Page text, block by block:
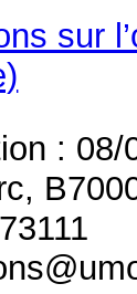
sur
: 08/